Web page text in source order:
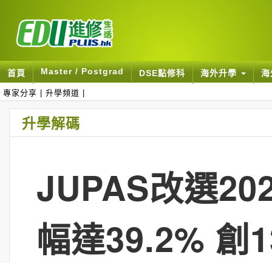
首頁 Master / Postgrad DSE點修科 海外升學
專家分享 升學頻道
升學解碼
JUPAS改選
幅達39.2% 創